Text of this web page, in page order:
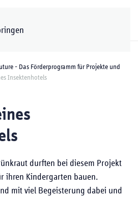
- Das Förderprogramm für Projekte und
Insektenhotels
durften bei diesem Projekt
ihren Kindergarten bauen.
mit viel Begeisterung dabei und